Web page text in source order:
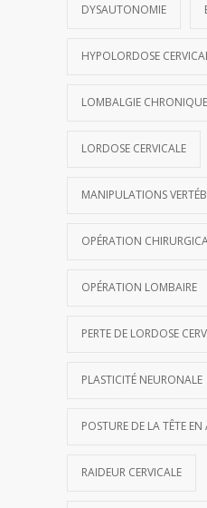
DYSAUTONOMIE
HYPOLORDOSE
LOMBALGIE CHRONIQUE
LORDOSE CERVICALE
MANIPULATIONS
OPÉRATION
OPÉRATION LOMBAIRE
PERTE DE LORDOSE
PLASTICITÉ NEURONALE
POSTURE DE LA TÊTE
RAIDEUR CERVICALE